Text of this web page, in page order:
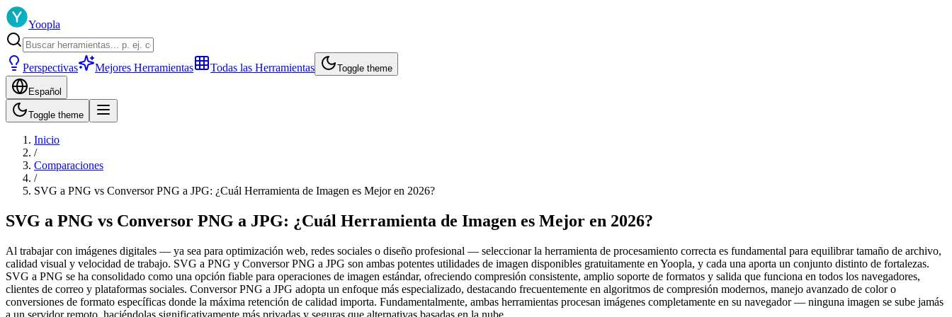
Yoopla
Perspectivas Mejores Herramientas Todas las Herramientas Toggle theme
Español
Toggle theme
Inicio
/
Comparaciones
/
SVG a PNG vs Conversor PNG a JPG: ¿Cuál Herramienta de Imagen es Mejor en 2026?
SVG a PNG vs Conversor PNG a JPG: ¿Cuál Herramienta de Imagen es Mejor en 2026?
Al trabajar con imágenes digitales — ya sea para optimización web, redes sociales o diseño profesional — seleccionar la herramienta de procesamiento correcta es fundamental para equilibrar tamaño de archivo,
calidad visual y velocidad de trabajo. SVG a PNG y Conversor PNG a JPG son ambas potentes utilidades de imagen disponibles gratuitamente en Yoopla, y cada una aporta un conjunto distinto de fortalezas.
SVG a PNG se ha consolidado como una opción fiable para operaciones de imagen estándar, ofreciendo compresión consistente, amplio soporte de formatos y salida que funciona en todos los navegadores,
clientes de correo y plataformas sociales. Conversor PNG a JPG adopta un enfoque más especializado, destacando frecuentemente en algoritmos de compresión modernos, manejo avanzado de color o
conversiones de formato específicas donde la máxima retención de calidad importa. Fundamentalmente, ambas herramientas procesan imágenes completamente en su navegador — ninguna imagen se sube jamás
a un servidor remoto, haciéndolas significativamente más privadas y seguras que alternativas basadas en la nube.